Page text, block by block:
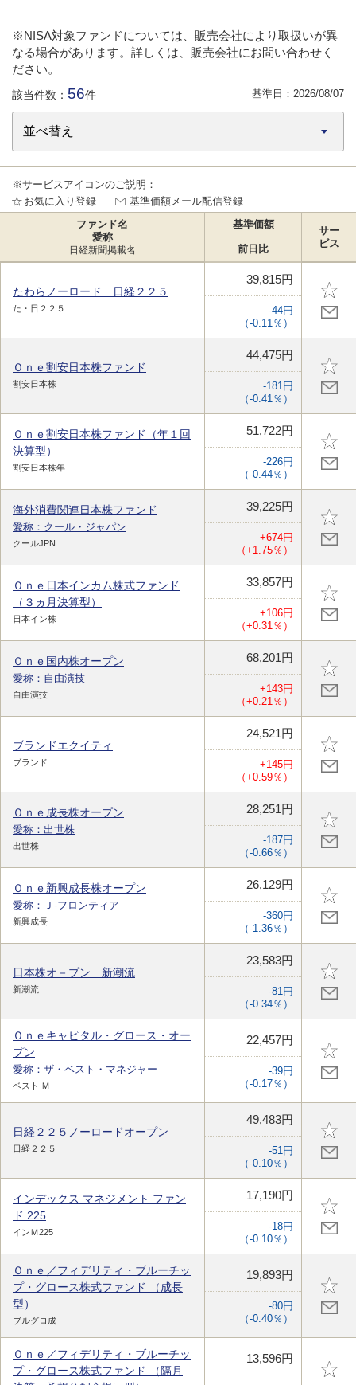
※NISA対象ファンドについては、販売会社により取扱いが異
なる場合があります。詳しくは、販売会社にお問い合わせく
ださい。
該当件数： 56件 基準日： 2026/08/07
※サービスアイコンのご説明：
お気に入り登録
基準価額メール配信登録
ファンド名
愛称
日経新聞掲載名
基準価額
サー
ビス
前日比
たわらノーロード 日経２２５
た・日２２５
39,815円
-44円
（-0.11％）
Ｏｎｅ割安日本株ファンド
割安日本株
44,475円
-181円
（-0.41％）
Ｏｎｅ割安日本株ファンド（年１回
決算型）
割安日本株年
51,722円
-226円
（-0.44％）
海外消費関連日本株ファンド
愛称：クール・ジャパン
クールJPN
39,225円
+674円
（+1.75％）
Ｏｎｅ日本インカム株式ファンド
（３ヵ月決算型）
日本イン株
33,857円
+106円
（+0.31％）
Ｏｎｅ国内株オープン
愛称：自由演技
自由演技
68,201円
+143円
（+0.21％）
ブランドエクイティ
ブランド
24,521円
+145円
（+0.59％）
Ｏｎｅ成長株オープン
愛称：出世株
出世株
28,251円
-187円
（-0.66％）
Ｏｎｅ新興成長株オープン
愛称：Ｊ-フロンティア
新興成長
26,129円
-360円
（-1.36％）
日本株オ－プン 新潮流
新潮流
23,583円
-81円
（-0.34％）
Ｏｎｅキャピタル・グロース・オー
プン
愛称：ザ・ベスト・マネジャー
ベスト Ｍ
22,457円
-39円
（-0.17％）
日経２２５ノーロードオープン
日経２２５
49,483円
-51円
（-0.10％）
インデックス マネジメント ファン
ド 225
インＭ225
17,190円
-18円
（-0.10％）
Ｏｎｅ／フィデリティ・ブルーチッ
プ・グロース株式ファンド （成長
型）
ブルグロ成
19,893円
-80円
（-0.40％）
Ｏｎｅ／フィデリティ・ブルーチッ
プ・グロース株式ファンド （隔月
13,596円